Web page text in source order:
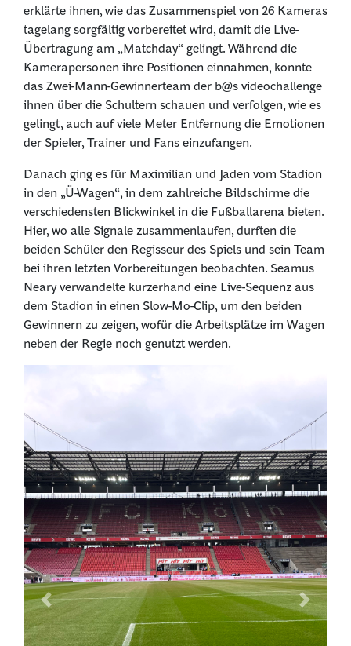
erklärte ihnen, wie das Zusammenspiel von 26 Kameras
tagelang sorgfältig vorbereitet wird, damit die Live-
Übertragung am „Matchday“ gelingt. Während die
Kamerapersonen ihre Positionen einnahmen, konnte
das Zwei-Mann-Gewinnerteam der b@s videochallenge
ihnen über die Schultern schauen und verfolgen, wie es
gelingt, auch auf viele Meter Entfernung die Emotionen
der Spieler, Trainer und Fans einzufangen.
Danach ging es für Maximilian und Jaden vom Stadion
in den „Ü-Wagen“, in dem zahlreiche Bildschirme die
verschiedensten Blickwinkel in die Fußballarena bieten.
Hier, wo alle Signale zusammenlaufen, durften die
beiden Schüler den Regisseur des Spiels und sein Team
bei ihren letzten Vorbereitungen beobachten. Seamus
Neary verwandelte kurzerhand eine Live-Sequenz aus
dem Stadion in einen Slow-Mo-Clip, um den beiden
Gewinnern zu zeigen, wofür die Arbeitsplätze im Wagen
neben der Regie noch genutzt werden.
Previous Next